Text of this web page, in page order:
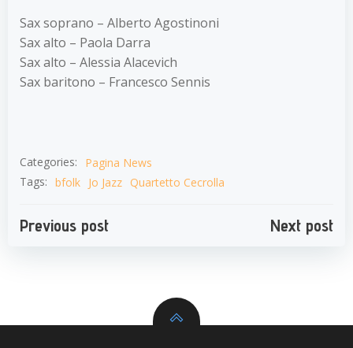
Sax soprano – Alberto Agostinoni
Sax alto – Paola Darra
Sax alto – Alessia Alacevich
Sax baritono – Francesco Sennis
Categories:
Pagina News
Tags: bfolk Jo Jazz Quartetto Cecrolla
Navigazione
Previous post
Navigazione
Next post